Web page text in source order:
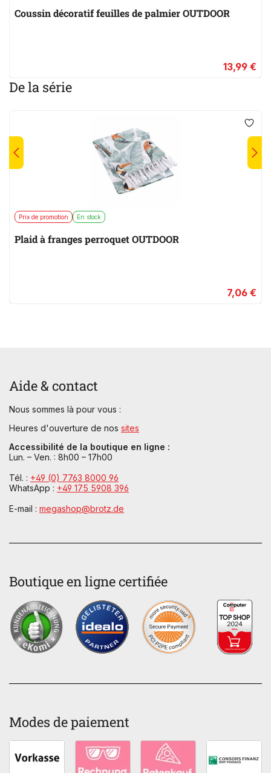
Coussin décoratif feuilles de palmier OUTDOOR
13,99 €
De la série
Prix de promotion En stock
Plaid à franges perroquet OUTDOOR
7,06 €
Aide & contact
Nous sommes là pour vous :
Heures d'ouverture de nos sites
Accessibilité de la boutique en ligne :
Lun. – Ven. : 8h00 – 17h00
Tél. : +49 (0) 7763 8000 96
WhatsApp : +49 175 5908 396
E-mail : megashop@brotz.de
Boutique en ligne certifiée
Modes de paiement